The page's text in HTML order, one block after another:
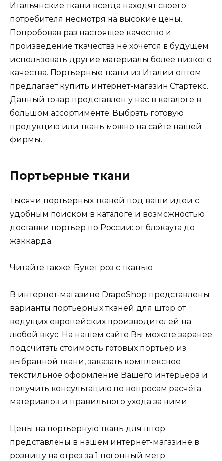
Итальянские ткани всегда находят своего
потребителя несмотря на высокие цены.
Попробовав раз настоящее качество и
произведение ткачества не хочется в будущем
использовать другие материалы более низкого
качества. Портьерные ткани из Италии оптом
предлагает купить интернет-магазин Стартекс.
Данный товар представлен у нас в каталоге в
большом ассортименте. Выбрать готовую
продукцию или ткань можно на сайте нашей
фирмы.
Портьерные ткани
Тысячи портьерных тканей под ваши идеи с
удобным поиском в каталоге и возможностью
доставки портьер по России: от блэкаута до
жаккарда.
Читайте также: Букет роз с тканью
В интернет-магазине DrapeShop представлены
варианты портьерных тканей для штор от
ведущих европейских производителей на
любой вкус. На нашем сайте Вы можете заранее
подсчитать стоимость готовых портьер из
выбранной ткани, заказать комплексное
текстильное оформление Вашего интерьера и
получить консультацию по вопросам расчёта
материалов и правильного ухода за ними.
Цены на портьерную ткань для штор
представлены в нашем интернет-магазине в
розницу на отрез за 1 погонный метр